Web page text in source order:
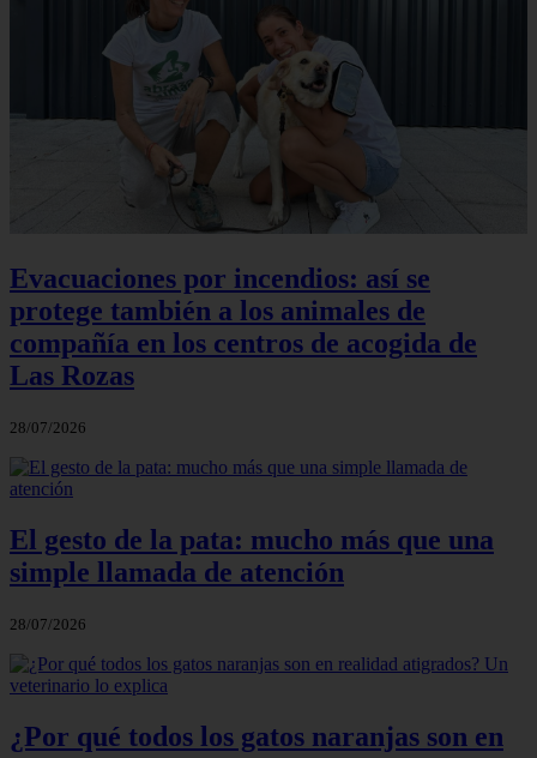
Evacuaciones por incendios: así se
protege también a los animales de
compañía en los centros de acogida de
Las Rozas
28/07/2026
El gesto de la pata: mucho más que una
simple llamada de atención
28/07/2026
¿Por qué todos los gatos naranjas son en